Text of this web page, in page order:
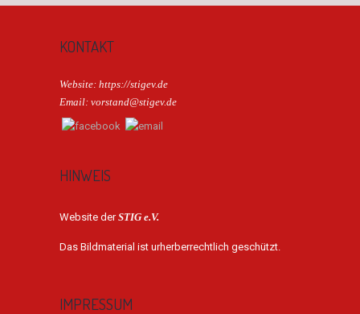
KONTAKT
Website: https://stigev.de
Email: vorstand@stigev.de
HINWEIS
Website derSTIG e.V.
Das Bildmaterial ist urherberrechtlich geschützt.
IMPRESSUM